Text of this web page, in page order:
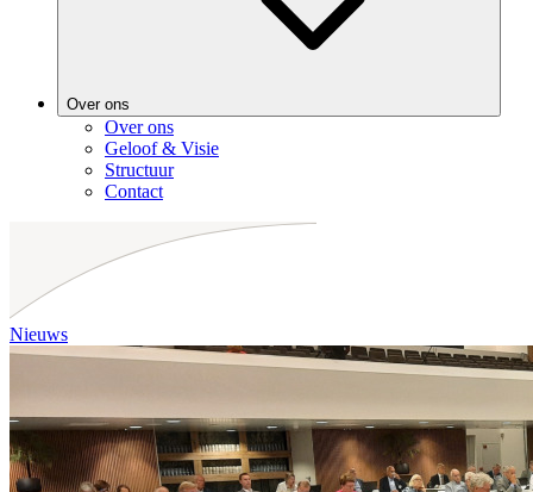
Over ons
Over ons
Geloof & Visie
Structuur
Contact
Nieuws